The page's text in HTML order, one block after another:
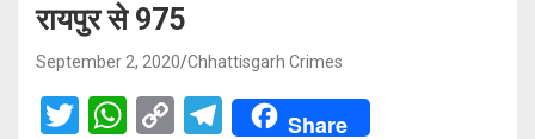
रायपुर से 975
September 2, 2020 Chhattisgarh Crimes
T
W C
T
Share